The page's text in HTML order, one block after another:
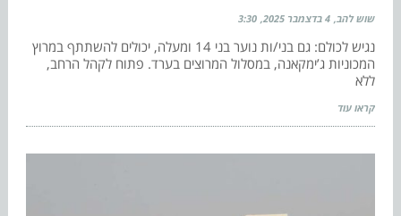
שוש להב 4 בדצמבר 2025 3:30
נגיש לכולם: גם בני/ות נוער בני 14 ומעלה, יכולים להשתתף במרוץ
המכוניות ג’ימקאנה, במסלול המרוצים בערד. פתוח לקהל הרחב,
ללא
קראו עוד